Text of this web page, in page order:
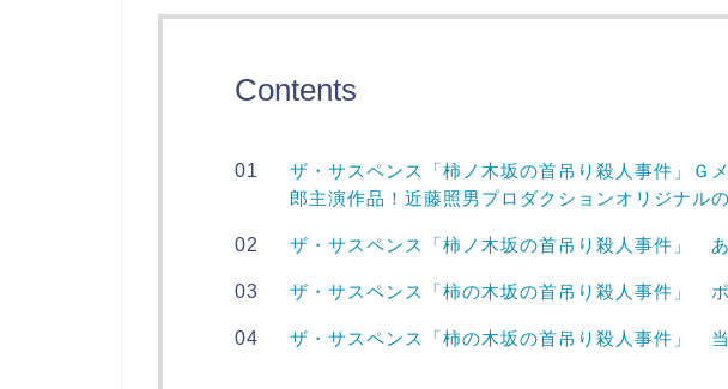
Contents
ザ・サスペンス「柿ノ木坂の首吊り殺人事件」Ｇ
郎主演作品！近藤照男プロダクションオリジナル
ザ・サスペンス「柿ノ木坂の首吊り殺人事件」
ザ・サスペンス「柿の木坂の首吊り殺人事件」
ザ・サスペンス「柿の木坂の首吊り殺人事件」